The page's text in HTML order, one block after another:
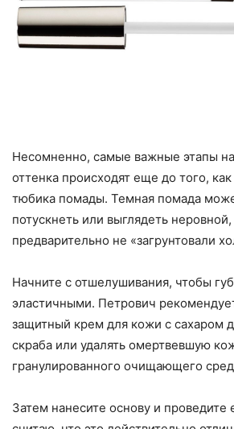
Несомненно, самые важные этапы
оттенка происходят еще до того,
тюбика помады. Темная помада
потускнеть или выглядеть
предварительно не «загрунтовали
Начните с отшелушивания, чтобы
эластичными. Петрович
защитный крем для кожи с сахаром
скраба или удалять омертвевшую
гранулированного очищающего
Затем нанесите основу и проведите